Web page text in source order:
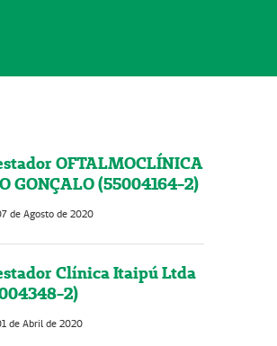
OFTALMOCLÍNICA
GONÇALO (55004164-2)
de Agosto de 2020
Clínica Itaipú Ltda
2)
de Abril de 2020